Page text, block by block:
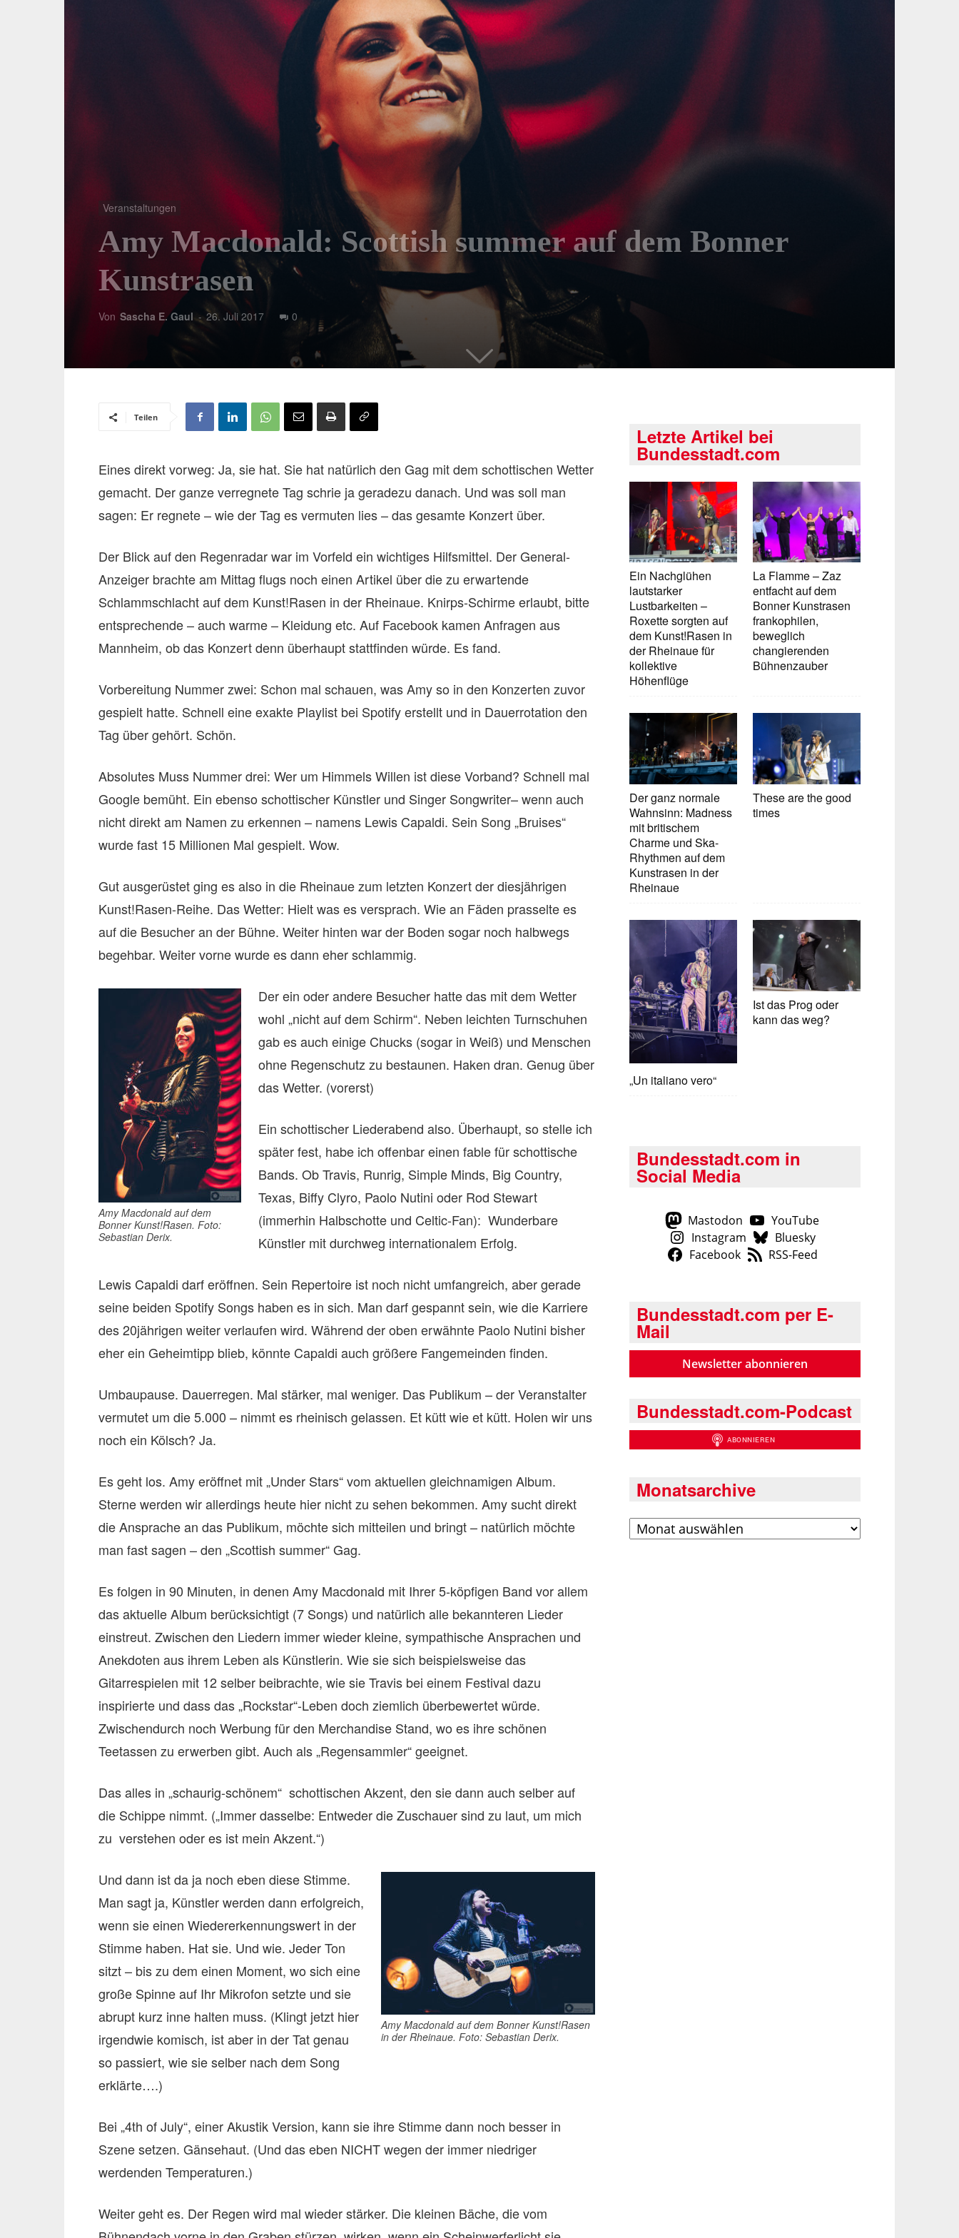
Veranstaltungen
Amy Macdonald: Scottish summer auf dem Bonner
Kunstrasen
Von Sascha E. Gaul - 26. Juli 2017 0
Teilen
Eines direkt vorweg: Ja, sie hat. Sie hat natürlich den Gag mit dem schottischen Wetter
gemacht. Der ganze verregnete Tag schrie ja geradezu danach. Und was soll man
sagen: Er regnete – wie der Tag es vermuten lies – das gesamte Konzert über.
Der Blick auf den Regenradar war im Vorfeld ein wichtiges Hilfsmittel. Der General-
Anzeiger brachte am Mittag flugs noch einen Artikel über die zu erwartende
Schlammschlacht auf dem Kunst!Rasen in der Rheinaue. Knirps-Schirme erlaubt, bitte
entsprechende – auch warme – Kleidung etc. Auf Facebook kamen Anfragen aus
Mannheim, ob das Konzert denn überhaupt stattfinden würde. Es fand.
Vorbereitung Nummer zwei: Schon mal schauen, was Amy so in den Konzerten zuvor
gespielt hatte. Schnell eine exakte Playlist bei Spotify erstellt und in Dauerrotation den
Tag über gehört. Schön.
Absolutes Muss Nummer drei: Wer um Himmels Willen ist diese Vorband? Schnell mal
Google bemüht. Ein ebenso schottischer Künstler und Singer Songwriter– wenn auch
nicht direkt am Namen zu erkennen – namens Lewis Capaldi. Sein Song „Bruises“
wurde fast 15 Millionen Mal gespielt. Wow.
Gut ausgerüstet ging es also in die Rheinaue zum letzten Konzert der diesjährigen
Kunst!Rasen-Reihe. Das Wetter: Hielt was es versprach. Wie an Fäden prasselte es
auf die Besucher an der Bühne. Weiter hinten war der Boden sogar noch halbwegs
begehbar. Weiter vorne wurde es dann eher schlammig.
Amy Macdonald auf dem
Bonner Kunst!Rasen. Foto:
Sebastian Derix.
Der ein oder andere Besucher hatte das mit dem Wetter
wohl „nicht auf dem Schirm“. Neben leichten Turnschuhen
gab es auch einige Chucks (sogar in Weiß) und Menschen
ohne Regenschutz zu bestaunen. Haken dran. Genug über
das Wetter. (vorerst)
Ein schottischer Liederabend also. Überhaupt, so stelle ich
später fest, habe ich offenbar einen fable für schottische
Bands. Ob Travis, Runrig, Simple Minds, Big Country,
Texas, Biffy Clyro, Paolo Nutini oder Rod Stewart
(immerhin Halbschotte und Celtic-Fan): Wunderbare
Künstler mit durchweg internationalem Erfolg.
Lewis Capaldi darf eröffnen. Sein Repertoire ist noch nicht umfangreich, aber gerade
seine beiden Spotify Songs haben es in sich. Man darf gespannt sein, wie die Karriere
des 20jährigen weiter verlaufen wird. Während der oben erwähnte Paolo Nutini bisher
eher ein Geheimtipp blieb, könnte Capaldi auch größere Fangemeinden finden.
Umbaupause. Dauerregen. Mal stärker, mal weniger. Das Publikum – der Veranstalter
vermutet um die 5.000 – nimmt es rheinisch gelassen. Et kütt wie et kütt. Holen wir uns
noch ein Kölsch? Ja.
Es geht los. Amy eröffnet mit „Under Stars“ vom aktuellen gleichnamigen Album.
Sterne werden wir allerdings heute hier nicht zu sehen bekommen. Amy sucht direkt
die Ansprache an das Publikum, möchte sich mitteilen und bringt – natürlich möchte
man fast sagen – den „Scottish summer“ Gag.
Es folgen in 90 Minuten, in denen Amy Macdonald mit Ihrer 5-köpfigen Band vor allem
das aktuelle Album berücksichtigt (7 Songs) und natürlich alle bekannteren Lieder
einstreut. Zwischen den Liedern immer wieder kleine, sympathische Ansprachen und
Anekdoten aus ihrem Leben als Künstlerin. Wie sie sich beispielsweise das
Gitarrespielen mit 12 selber beibrachte, wie sie Travis bei einem Festival dazu
inspirierte und dass das „Rockstar“-Leben doch ziemlich überbewertet würde.
Zwischendurch noch Werbung für den Merchandise Stand, wo es ihre schönen
Teetassen zu erwerben gibt. Auch als „Regensammler“ geeignet.
Das alles in „schaurig-schönem“ schottischen Akzent, den sie dann auch selber auf
die Schippe nimmt. („Immer dasselbe: Entweder die Zuschauer sind zu laut, um mich
zu verstehen oder es ist mein Akzent.“)
Amy Macdonald auf dem Bonner Kunst!Rasen
in der Rheinaue. Foto: Sebastian Derix.
Und dann ist da ja noch eben diese Stimme.
Man sagt ja, Künstler werden dann erfolgreich,
wenn sie einen Wiedererkennungswert in der
Stimme haben. Hat sie. Und wie. Jeder Ton
sitzt – bis zu dem einen Moment, wo sich eine
große Spinne auf Ihr Mikrofon setzte und sie
abrupt kurz inne halten muss. (Klingt jetzt hier
irgendwie komisch, ist aber in der Tat genau
so passiert, wie sie selber nach dem Song
erklärte….)
Bei „4th of July“, einer Akustik Version, kann sie ihre Stimme dann noch besser in
Szene setzen. Gänsehaut. (Und das eben NICHT wegen der immer niedriger
werdenden Temperaturen.)
Weiter geht es. Der Regen wird mal wieder stärker. Die kleinen Bäche, die vom
Letzte Artikel bei
Bundesstadt.com
Ein Nachglühen
lautstarker
Lustbarkeiten –
Roxette sorgten auf
dem Kunst!Rasen in
der Rheinaue für
kollektive
Höhenflüge
La Flamme – Zaz
entfacht auf dem
Bonner Kunstrasen
frankophilen,
beweglich
changierenden
Bühnenzauber
Der ganz normale
Wahnsinn: Madness
mit britischem
Charme und Ska-
Rhythmen auf dem
Kunstrasen in der
Rheinaue
These are the good
times
„Un italiano vero“
Ist das Prog oder
kann das weg?
Bundesstadt.com in
Social Media
Mastodon
YouTube
Instagram
Bluesky
Facebook
RSS-Feed
Bundesstadt.com per E-
Mail
Newsletter abonnieren
Bundesstadt.com-Podcast
Monatsarchive
Archiv